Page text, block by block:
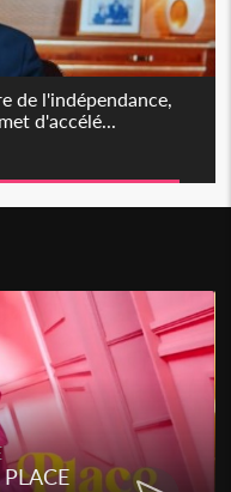
de l'indépendance,
d'accélé...